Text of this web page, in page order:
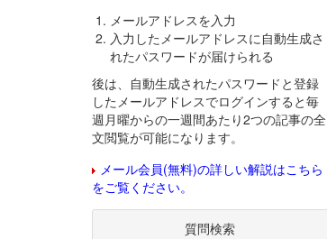
メールアドレスを入力
入力したメールアドレスに自動生成さ
れたパスワードが届けられる
後は、自動生成されたパスワードと登録
したメールアドレスでログインすると毎
週月曜からの一週間あたり2つの記事の全
文閲覧が可能になります。
メール会員(無料)の詳しい解説はこちら
をご覧ください。
質問検索